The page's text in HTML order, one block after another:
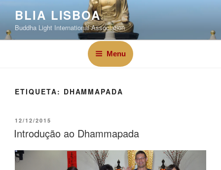
BLIA LISBOA
Buddha Light International Association
Menu
ETIQUETA: DHAMMAPADA
12/12/2015
Introdução ao Dhammapada